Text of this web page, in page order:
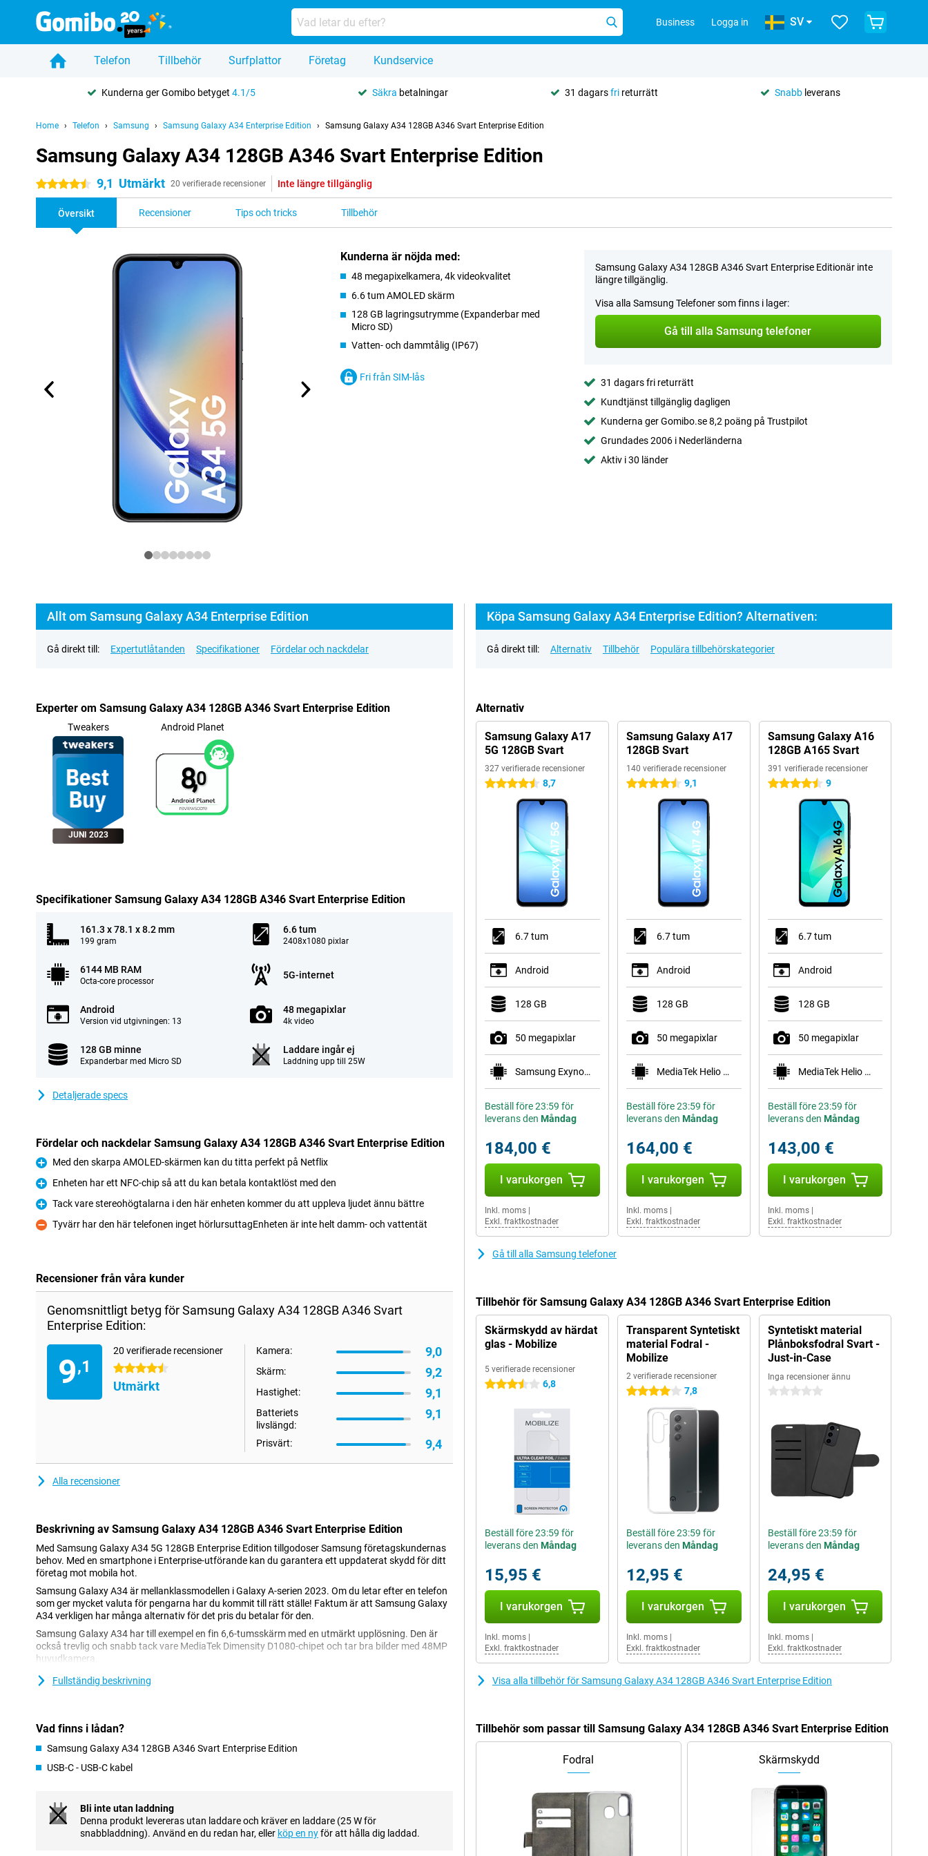
Business Logga in SV
Telefon Tillbehör Surfplattor Företag Kundservice
Kunderna ger Gomibo betyget 4.1/5 Säkra betalningar 31 dagarsfri returrätt Snabb leverans
Home Telefon Samsung Samsung Galaxy A34 Enterprise Edition Samsung Galaxy A34 128GB A346 Svart Enterprise Edition
Samsung Galaxy A34 128GB A346 Svart Enterprise Edition
4.5 stjärnor 9,1 Utmärkt 20 verifierade recensioner Inte längre tillgänglig
Översikt Recensioner Tips och tricks Tillbehör
Kunderna är nöjda med:
48 megapixelkamera, 4k videokvalitet
6.6 tum AMOLED skärm
128 GB lagringsutrymme (Expanderbar med
Micro SD)
Vatten- och dammtålig (IP67)
Fri från SIM-lås
Samsung Galaxy A34 128GB A346 Svart Enterprise Editionär inte
längre tillgänglig.
Visa alla Samsung Telefoner som finns i lager:
Gå till alla Samsung telefoner
31 dagars fri returrätt
Kundtjänst tillgänglig dagligen
Kunderna ger Gomibo.se 8,2 poäng på Trustpilot
Grundades 2006 i Nederländerna
Aktiv i 30 länder
Allt om Samsung Galaxy A34 Enterprise Edition
Gå direkt till: Expertutlåtanden Specifikationer Fördelar och nackdelar
Experter om Samsung Galaxy A34 128GB A346 Svart Enterprise Edition
Tweakers
JUNI 2023
Android Planet
8,0
Specifikationer Samsung Galaxy A34 128GB A346 Svart Enterprise Edition
161.3 x 78.1 x 8.2 mm
199 gram
6.6 tum
2408x1080 pixlar
6144 MB RAM
Octa-core processor
5G-internet
Android
Version vid utgivningen: 13
48 megapixlar
4k video
128 GB minne
Expanderbar med Micro SD
Laddare ingår ej
Laddning upp till 25W
Detaljerade specs
Fördelar och nackdelar Samsung Galaxy A34 128GB A346 Svart Enterprise Edition
Fördelar
Med den skarpa AMOLED-skärmen kan du titta perfekt på Netflix
Fördelar
Enheten har ett NFC-chip så att du kan betala kontaktlöst med den
Fördelar
Tack vare stereohögtalarna i den här enheten kommer du att uppleva ljudet ännu bättre
Nackdelar
Tyvärr har den här telefonen inget hörlursuttagEnheten är inte helt damm- och vattentät
Recensioner från våra kunder
Genomsnittligt betyg för Samsung Galaxy A34 128GB A346 Svart
Enterprise Edition:
9,1
20 verifierade recensioner
4.5 stjärnor
Utmärkt
Kamera: 9,0
Skärm: 9,2
Hastighet: 9,1
Batteriets
livslängd:
9,1
Prisvärt: 9,4
Alla recensioner
Beskrivning av Samsung Galaxy A34 128GB A346 Svart Enterprise Edition
Med Samsung Galaxy A34 5G 128GB Enterprise Edition tillgodoser Samsung företagskundernas
behov. Med en smartphone i Enterprise-utförande kan du garantera ett uppdaterat skydd för ditt
företag mot mobila hot.
Samsung Galaxy A34 är mellanklassmodellen i Galaxy A-serien 2023. Om du letar efter en telefon
som ger mycket valuta för pengarna har du kommit till rätt ställe! Faktum är att Samsung Galaxy
A34 verkligen har många alternativ för det pris du betalar för den.
Samsung Galaxy A34 har till exempel en fin 6,6-tumsskärm med en utmärkt upplösning. Den är
också trevlig och snabb tack vare MediaTek Dimensity D1080-chipet och tar bra bilder med 48MP
huvudkamera.
Fin och skarp skärm
så att du kan njuta ännu mer av dem. Vill du också ta din tittarupplevelse till nästa nivå? Välj då
överlägsen visningskomfort.
plånboken. Det gör att du kan gå ut och handla med lugn och ro i sinnet.
Kan ta lite vatten
Fullständig beskrivning
Vad finns i lådan?
Samsung Galaxy A34 128GB A346 Svart Enterprise Edition
USB-C - USB-C kabel
Bli inte utan laddning
Denna produkt levereras utan laddare och kräver en laddare (25 W för
snabbladdning). Använd en du redan har, eller köp en nyför att hålla dig laddad.
Köpa Samsung Galaxy A34 Enterprise Edition? Alternativen:
Gå direkt till: Alternativ Tillbehör Populära tillbehörskategorier
Alternativ
Samsung Galaxy A17
5G 128GB Svart
327 verifierade recensioner
4.5 stjärnor 8,7
6.7 tum
Android
128 GB
50 megapixlar
Samsung Exynos 1330
Beställ före 23:59 för
leverans den Måndag
184,00 €
I varukorgen
Inkl. moms
Exkl. fraktkostnader
Samsung Galaxy A17
128GB Svart
140 verifierade recensioner
4.5 stjärnor 9,1
6.7 tum
Android
128 GB
50 megapixlar
MediaTek Helio G99
Beställ före 23:59 för
leverans den Måndag
164,00 €
I varukorgen
Inkl. moms|
Exkl. fraktkostnader
Samsung Galaxy A16
128GB A165 Svart
391 verifierade recensioner
4.5 stjärnor 9
6.7 tum
Android
128 GB
50 megapixlar
MediaTek Helio G99
Beställ före 23:59 för
leverans den Måndag
143,00 €
I varukorgen
Inkl. moms|
Exkl. fraktkostnader
Gå till alla Samsung telefoner
Tillbehör för Samsung Galaxy A34 128GB A346 Svart Enterprise Edition
Skärmskydd av härdat
glas - Mobilize
5 verifierade recensioner
3.5 stjärnor 6,8
Beställ före 23:59 för
leverans den Måndag
15,95 €
I varukorgen
Inkl. moms
Exkl. fraktkostnader
Transparent Syntetiskt
material Fodral -
Mobilize
2 verifierade recensioner
4 stjärnor 7,8
Beställ före 23:59 för
leverans den Måndag
12,95 €
I varukorgen
Inkl. moms|
Exkl. fraktkostnader
Syntetiskt material
Plånboksfodral Svart -
Just-in-Case
Inga recensioner ännu
0 stjärnor
Beställ före 23:59 för
leverans den Måndag
24,95 €
I varukorgen
Inkl. moms|
Exkl. fraktkostnader
Visa alla tillbehör för Samsung Galaxy A34 128GB A346 Svart Enterprise Edition
Tillbehör som passar till Samsung Galaxy A34 128GB A346 Svart Enterprise Edition
Fodral Skärmskydd